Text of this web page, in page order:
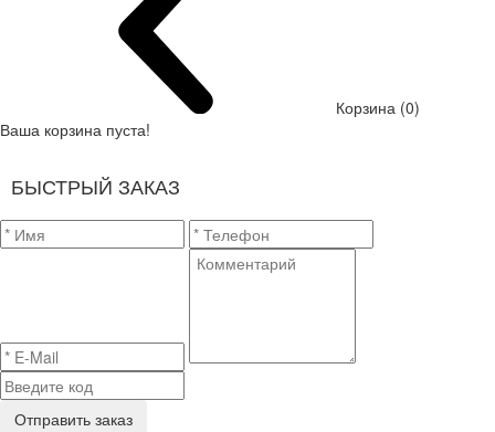
Корзина (0)
Ваша корзина пуста!
БЫСТРЫЙ ЗАКАЗ
Отправить заказ